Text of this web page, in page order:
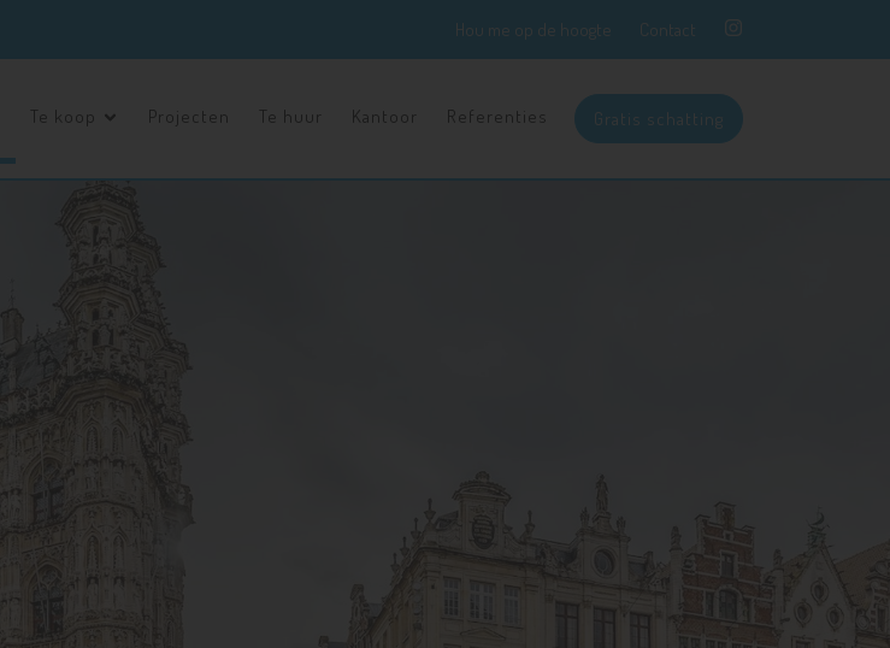
Hou me op de hoogte Contact
Te koop Projecten Te huur Kantoor Referenties Gratis schatting